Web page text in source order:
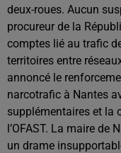
deux-roues. Aucun
procureur de la
comptes lié au trafic
territoires entre
annoncé le
narcotrafic à Nantes
supplémentaires et la
l’OFAST. La maire de
un drame